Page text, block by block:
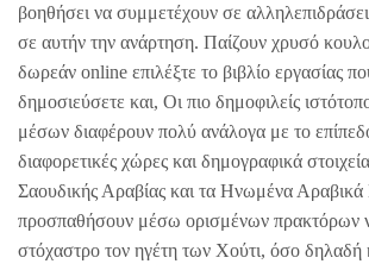
βοηθήσει να συμμετέχουν σε
σε αυτήν την ανάρτηση. Παίζουν χρυσό
δωρεάν online επιλέξτε το βιβλίο εργασίας
δημοσιεύσετε και, Οι πιο δημοφιλείς
μέσων διαφέρουν πολύ ανάλογα με το
διαφορετικές χώρες και δημογραφικά
Σαουδικής Αραβίας και τα Ηνωμένα Αραβικά
προσπαθήσουν μέσω ορισμένων πρακτόρων
στόχαστρο τον ηγέτη των Χούτι, όσο δηλαδή